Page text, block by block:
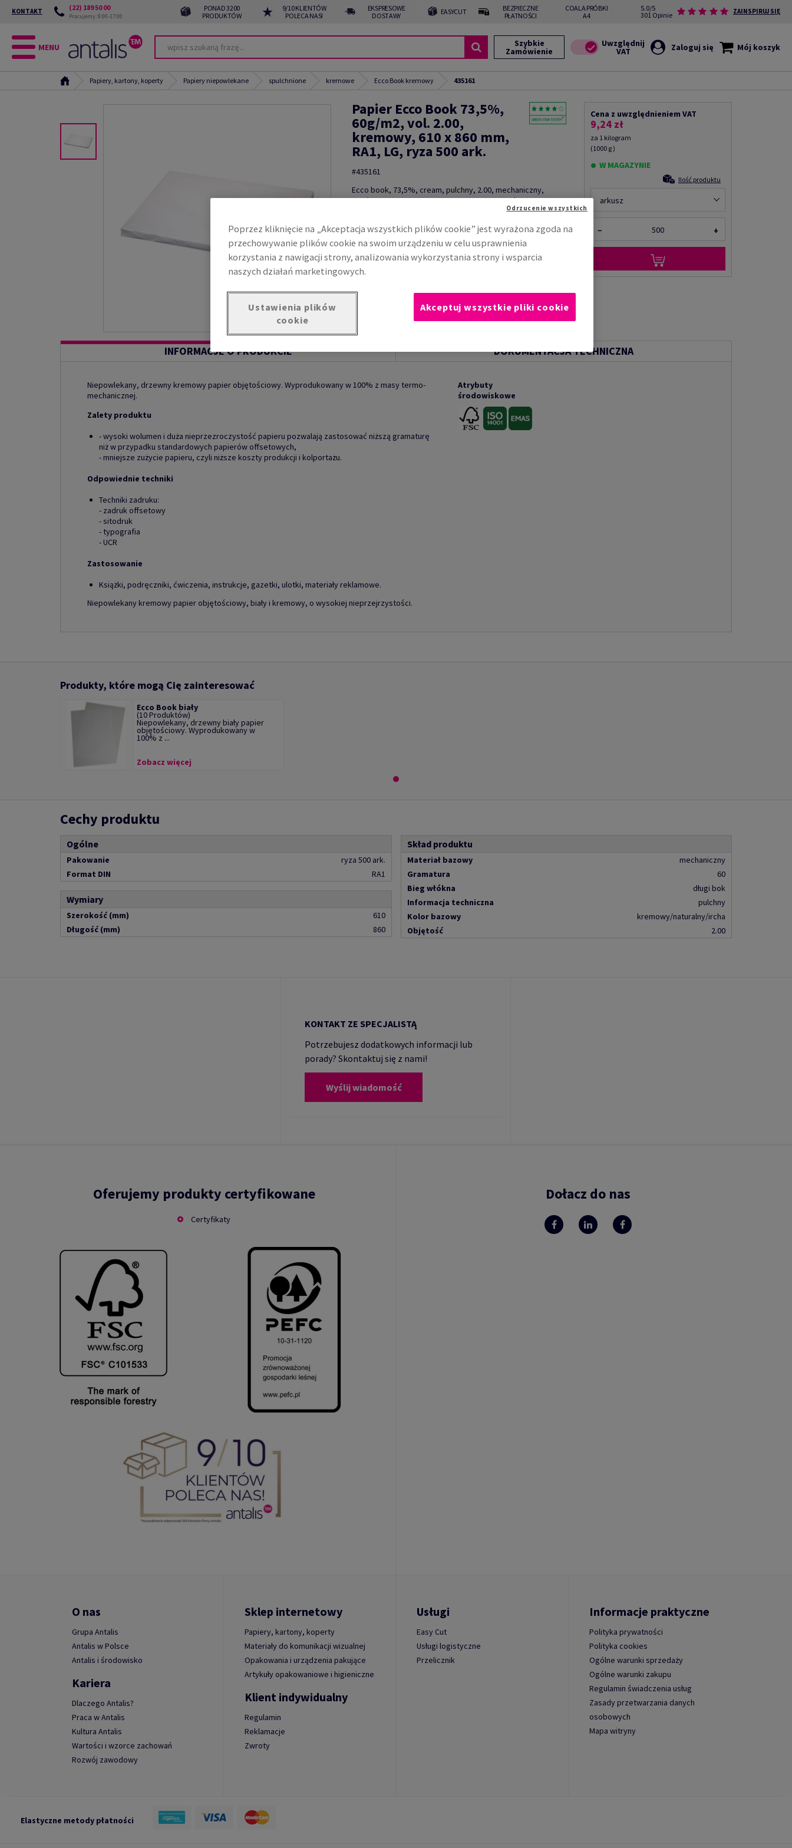
KONTAKT (22) 189 50 00
Pracujemy: 8:00-17:00
PONAD 3200
PRODUKTÓW
9/10 KLIENTÓW
POLECA NAS!
EKSPRESOWE
DOSTAWY
EASYCUT
BEZPIECZNE
PŁATNOŚCI
COALA PRÓBKI
A4
5.0/5
301 Opinie
ZAINSPIRUJ SIĘ
MENU Szybkie
Zamówienie Zaloguj się Mój koszyk
Papiery, kartony, koperty Papiery niepowlekane spulchnione kremowe Ecco Book kremowy 435161
Papier Ecco Book 73,5%,
60g/m2, vol. 2.00,
kremowy, 610 x 860 mm,
RA1, LG, ryza 500 ark.
#435161
Ecco book, 73,5%, cream, pulchny, 2.00, mechaniczny,
60g/m2, 610mm x 860mm, RA1, LG, ryza 500 ark.
Cena z uwzględnieniem VAT
9,24 zł
za 1 kilogram
(1000 g )
W MAGAZYNIE
Ilość produktu
arkusz
− +
INFORMACJE O PRODUKCIE DOKUMENTACJA TECHNICZNA
Niepowlekany, drzewny kremowy papier objętościowy. Wyprodukowany w 100% z masy termo-
mechanicznej.
Zalety produktu
- wysoki wolumen i duża nieprzezroczystość papieru pozwalają zastosować niższą gramaturę
niż w przypadku standardowych papierów offsetowych,
- mniejsze zużycie papieru, czyli niższe koszty produkcji i kolportażu.
Odpowiednie techniki
Techniki zadruku:
- zadruk offsetowy
- sitodruk
- typografia
- UCR
Zastosowanie
Książki, podręczniki, ćwiczenia, instrukcje, gazetki, ulotki, materiały reklamowe.
Niepowlekany kremowy papier objętościowy, biały i kremowy, o wysokiej nieprzejrzystości.
Atrybuty
środowiskowe
Produkty, które mogą Cię zainteresować
Ecco Book biały
(10 Produktów)
Niepowlekany, drzewny biały papier
objętościowy. Wyprodukowany w
100% z ...
Zobacz więcej
Cechy produktu
Ogólne
Pakowanie
ryza 500 ark.
Format DIN
RA1
Wymiary
Szerokość (mm)
610
Długość (mm)
860
Skład produktu
Materiał bazowy
mechaniczny
Gramatura
60
Bieg włókna
długi bok
Informacja techniczna
pulchny
Kolor bazowy
kremowy/naturalny/ircha
Objętość
2.00
KONTAKT ZE SPECJALISTĄ
Potrzebujesz dodatkowych informacji lub
porady? Skontaktuj się z nami!
Wyślij wiadomość
Oferujemy produkty certyfikowane
Certyfikaty
Dołacz do nas
O nas
Grupa Antalis
Antalis w Polsce
Antalis i środowisko
Kariera
Dlaczego Antalis?
Praca w Antalis
Kultura Antalis
Wartości i wzorce zachowań
Rozwój zawodowy
Sklep internetowy
Papiery, kartony, koperty
Materiały do komunikacji wizualnej
Opakowania i urządzenia pakujące
Artykuły opakowaniowe i higieniczne
Klient indywidualny
Regulamin
Reklamacje
Zwroty
Usługi
Easy Cut
Usługi logistyczne
Przelicznik
Informacje praktyczne
Polityka prywatności
Polityka cookies
Ogólne warunki sprzedaży
Ogólne warunki zakupu
Regulamin świadczenia usług
Zasady przetwarzania danych
osobowych
Mapa witryny
Elastyczne metody płatności
Poprzez kliknięcie na „Akceptacja wszystkich plików cookie” jest wyrażona zgoda na
przechowywanie plików cookie na swoim urządzeniu w celu usprawnienia
korzystania z nawigacji strony, analizowania wykorzystania strony i wsparcia
naszych działań marketingowych.
Ustawienia plików
cookie
Odrzucenie wszystkich
Akceptuj wszystkie pliki cookie